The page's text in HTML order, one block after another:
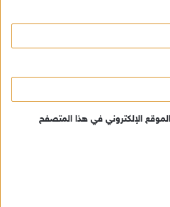
الإلكتروني في هذا المتصفح